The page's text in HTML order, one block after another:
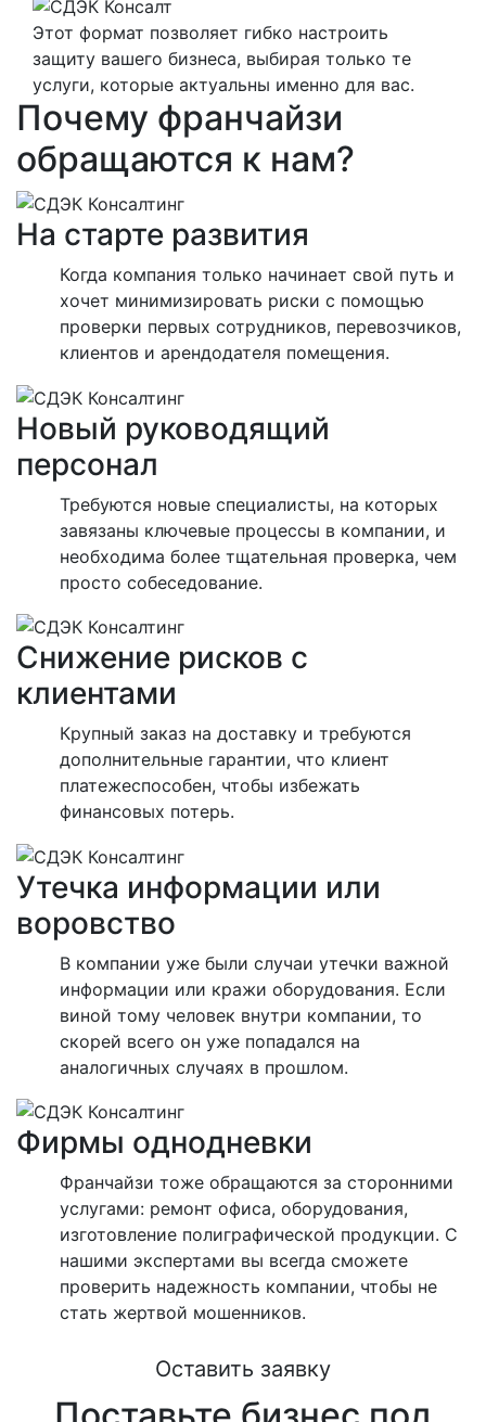
Этот формат позволяет гибко настроить
защиту вашего бизнеса, выбирая только те
услуги, которые актуальны именно для вас.
Почему франчайзи
обращаются к нам?
На старте развития
Когда компания только начинает свой путь и
хочет минимизировать риски с помощью
проверки первых сотрудников, перевозчиков,
клиентов и арендодателя помещения.
Новый руководящий
персонал
Требуются новые специалисты, на которых
завязаны ключевые процессы в компании, и
необходима более тщательная проверка, чем
просто собеседование.
Снижение рисков с
клиентами
Крупный заказ на доставку и требуются
дополнительные гарантии, что клиент
платежеспособен, чтобы избежать
финансовых потерь.
Утечка информации или
воровство
В компании уже были случаи утечки важной
информации или кражи оборудования. Если
виной тому человек внутри компании, то
скорей всего он уже попадался на
аналогичных случаях в прошлом.
Фирмы однодневки
Франчайзи тоже обращаются за сторонними
услугами: ремонт офиса, оборудования,
изготовление полиграфической продукции. С
нашими экспертами вы всегда сможете
проверить надежность компании, чтобы не
стать жертвой мошенников.
Оставить заявку